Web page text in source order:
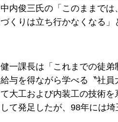
内俊三氏の「このままでは
くりは立ち行かなくなる」
一課長は「これまでの徒
与を得ながら学べる〝社
大工および内装工の技術
て発足したが、98年には